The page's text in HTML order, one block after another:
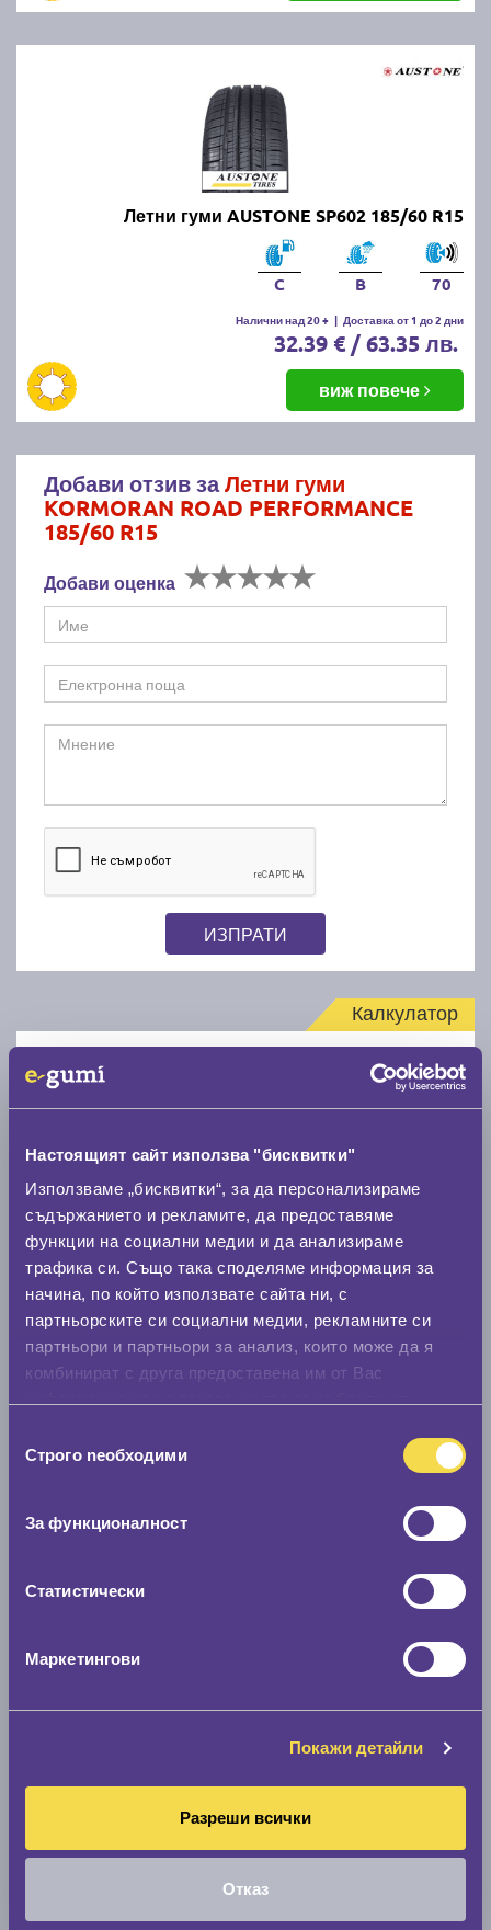
Настоящият сайт използва "бисквитки"
Използваме „бисквитки“, за да персонализираме
съдържанието и рекламите, да предоставяме
функции на социални медии и да анализираме
трафика си. Също така споделяме информация за
начина, по който използвате сайта ни, с
партньорските си социални медии, рекламните си
партньори и партньори за анализ, които може да я
комбинират с друга предоставена им от Вас
наСтрого nеобходими
За функционалност
Статистически
Маркетингови
Покажи детайли
Разреши всички
Отказ
Летни гуми AUSTONE SP602 185/60 R15
C B 70
Налични над 20 + | Доставка от 1 до 2 дни
32.39 € / 63.35 лв.
виж повече
Добави отзив заЛетни гуми
KORMORAN ROAD PERFORMANCE
185/60 R15
Добави оценка
ИЗПРАТИ
Калкулатор
Нов размер
Модел